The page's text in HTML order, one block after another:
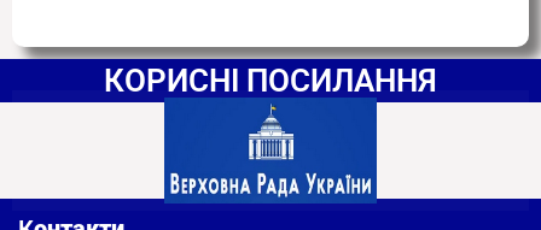
КОРИСНІ ПОСИЛАННЯ